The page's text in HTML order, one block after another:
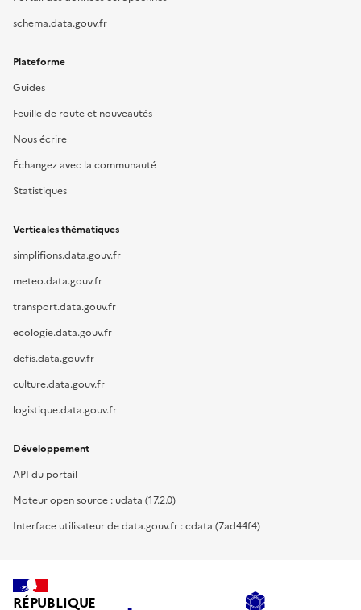
schema.data.gouv.fr
Plateforme
Guides
Feuille de route et nouveautés
Nous écrire
Échangez avec la communauté
Statistiques
Verticales thématiques
simplifions.data.gouv.fr
meteo.data.gouv.fr
transport.data.gouv.fr
ecologie.data.gouv.fr
defis.data.gouv.fr
culture.data.gouv.fr
logistique.data.gouv.fr
Développement
API du portail
Moteur open source : udata (17.2.0)
Interface utilisateur de data.gouv.fr : cdata (7ad44f4)
RÉPUBLIQUE